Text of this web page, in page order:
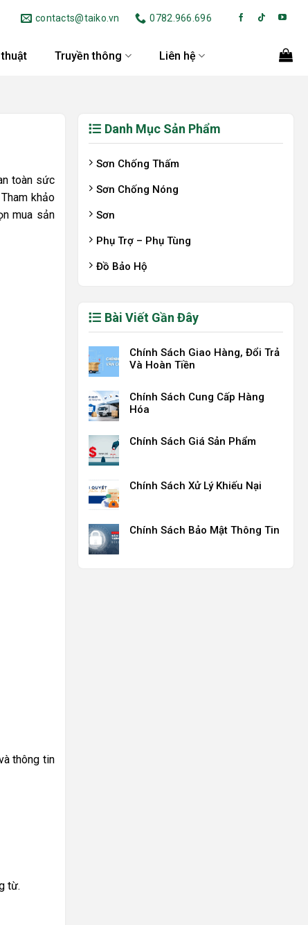
contacts@taiko.vn 0782.966.696
Truyền thông Liên hệ
toàn sức
khảo
mua sản
thông tin
từ.
Danh Mục Sản Phẩm
Sơn Chống Thấm
Sơn Chống Nóng
Sơn
Phụ Trợ – Phụ Tùng
Đồ Bảo Hộ
Bài Viết Gần Đây
Chính Sách Giao Hàng, Đổi Trả
Và Hoàn Tiền
Chính Sách Cung Cấp Hàng
Hóa
Chính Sách Giá Sản Phẩm
Chính Sách Xử Lý Khiếu Nại
Chính Sách Bảo Mật Thông Tin